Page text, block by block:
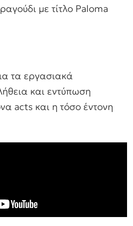
με τίτλο Paloma
τα εργασιακά
και εντύπωση
acts και η τόσο έντονη